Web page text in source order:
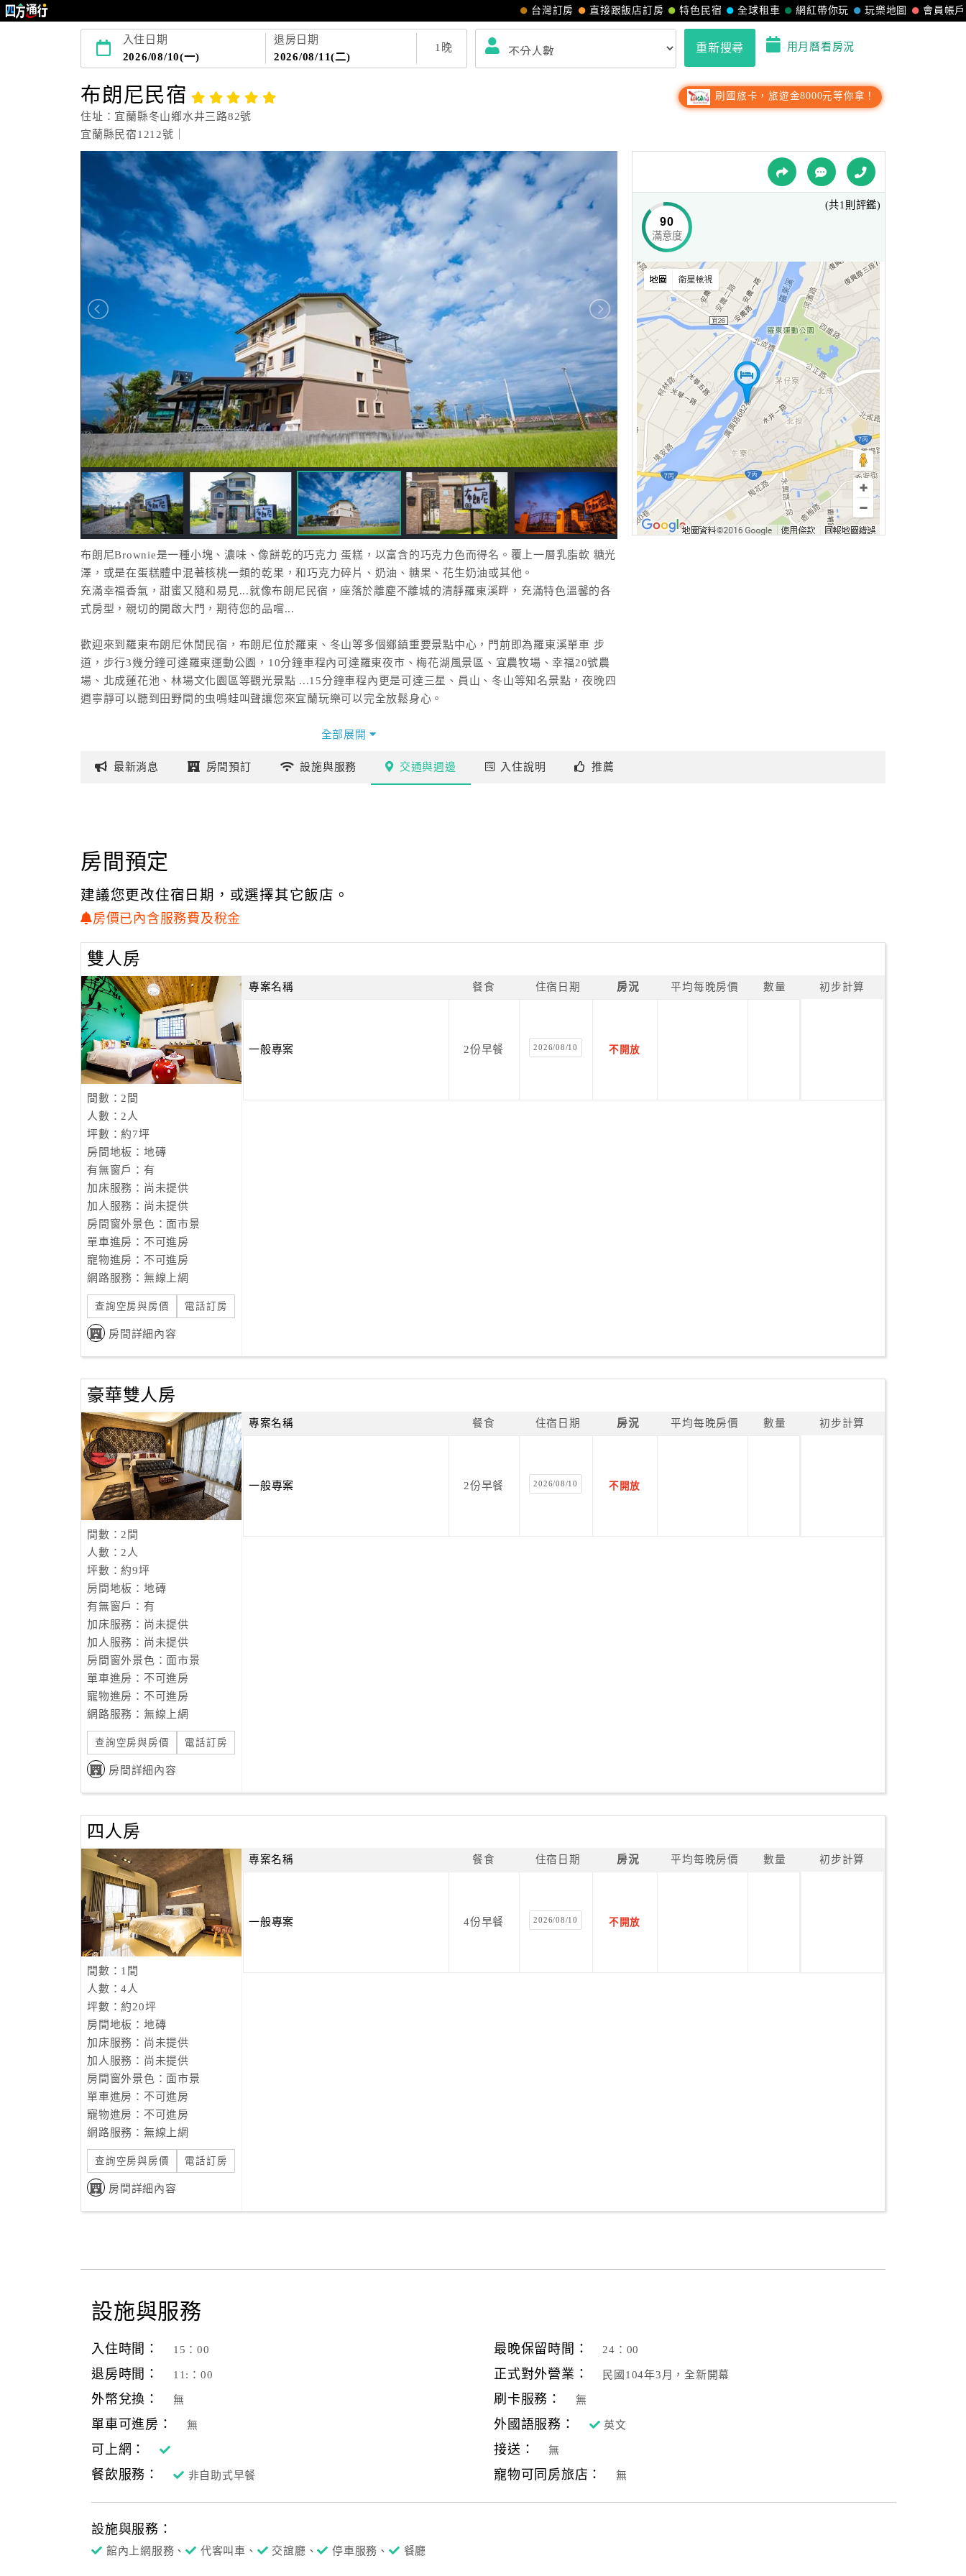
會員帳戶
玩樂地圖
網紅帶你玩
全球租車
特色民宿
直接跟飯店訂房
台灣訂房
入住日期
2026/08/10(一)
退房日期
2026/08/11(二)
1 晚 重新搜尋 用月曆看房況
布朗尼民宿
住址：宜蘭縣冬山鄉水井三路82號
宜蘭縣民宿1212號｜
刷國旅卡，旅遊金8000元等你拿！
布朗尼Brownie是一種小塊、濃味、像餅乾的巧克力 蛋糕，以富含的巧克力色而得名。覆上一層乳脂軟 糖光
澤，或是在蛋糕體中混著核桃一類的乾果，和巧克力碎片、奶油、糖果、花生奶油或其他。
充滿幸福香氣，甜蜜又隨和易見...就像布朗尼民宿，座落於離塵不離城的清靜羅東溪畔，充滿特色溫馨的各
式房型，親切的開啟大門，期待您的品嚐...
歡迎來到羅東布朗尼休閒民宿，布朗尼位於羅東、冬山等多個鄉鎮重要景點中心，門前即為羅東溪單車 步
道，步行3幾分鐘可達羅東運動公園，10分鐘車程內可達羅東夜市、梅花湖風景區、宜農牧場、幸福20號農
場、北成蓮花池、林場文化園區等觀光景點 ...15分鐘車程內更是可達三星、員山、冬山等知名景點，夜晚四
週寧靜可以聽到田野間的虫鳴蛙叫聲讓您來宜蘭玩樂可以完全放鬆身心。
布朗尼休閒民宿主人熱愛宜蘭的自然、純樸。希望來訪的貴賓能放鬆享受到不只有住宿的舒適感；還要有高
廣大開闊的民宿戶外空間；在黃昏時分坐看大自然美麗日落的彩霞美景，晨起散步能在一旁樹木枝枒上看見
全部展開
90
滿意度
(共1則評鑑)
最新消息 房間預訂 設施與服務 交通與週邊 入住說明 推薦
房間預定
建議您更改住宿日期，或選擇其它飯店。
房價已內含服務費及稅金
雙人房
間數：2間
人數：2人
坪數：約7坪
房間地板：地磚
有無窗戶：有
加床服務：尚未提供
加人服務：尚未提供
房間窗外景色：面市景
單車進房：不可進房
寵物進房：不可進房
網路服務：無線上網
查詢空房與房價 電話訂房
房間詳細內容
專案名稱 餐食 住宿日期 房況 平均每晚房價 數量 初步計算
一般專案 2份早餐 2026/08/10 不開放
豪華雙人房
間數：2間
人數：2人
坪數：約9坪
房間地板：地磚
有無窗戶：有
加床服務：尚未提供
加人服務：尚未提供
房間窗外景色：面市景
單車進房：不可進房
寵物進房：不可進房
網路服務：無線上網
查詢空房與房價 電話訂房
房間詳細內容
專案名稱 餐食 住宿日期 房況 平均每晚房價 數量 初步計算
一般專案 2份早餐 2026/08/10 不開放
四人房
間數：1間
人數：4人
坪數：約20坪
房間地板：地磚
加床服務：尚未提供
加人服務：尚未提供
房間窗外景色：面市景
單車進房：不可進房
寵物進房：不可進房
網路服務：無線上網
查詢空房與房價 電話訂房
房間詳細內容
專案名稱 餐食 住宿日期 房況 平均每晚房價 數量 初步計算
一般專案 4份早餐 2026/08/10 不開放
設施與服務
入住時間： 15：00 最晚保留時間： 24：00
退房時間： 11:：00 正式對外營業： 民國104年3月，全新開幕
外幣兌換： 無 刷卡服務： 無
單車可進房： 無 外國語服務： 英文
可上網： 接送： 無
餐飲服務： 非自助式早餐 寵物可同房旅店： 無
設施與服務：
館內上網服務、 代客叫車、 交誼廳、 停車服務、 餐廳